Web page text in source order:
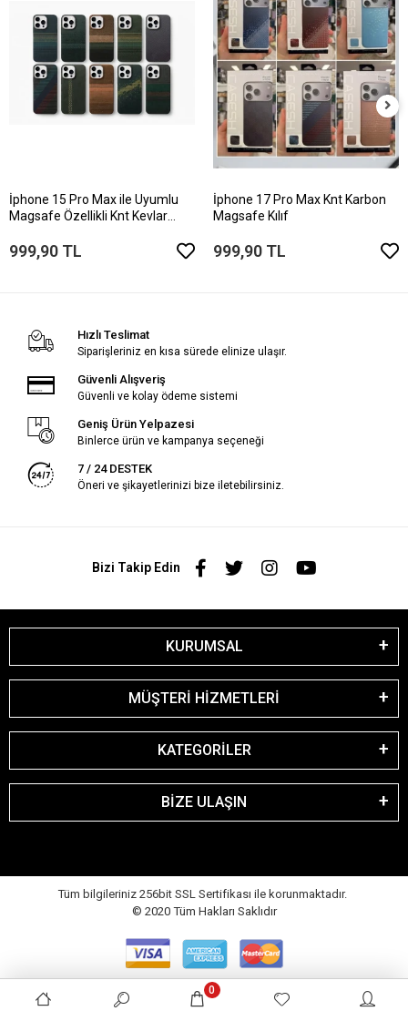
İphone 15 Pro Max ile Uyumlu
Magsafe Özellikli Knt Kevlar
999,90 TL
İphone 17 Pro Max Knt Karbon
Magsafe Kılıf
999,90 TL
Hızlı Teslimat
Siparişleriniz en kısa sürede elinize ulaşır.
Güvenli Alışveriş
Güvenli ve kolay ödeme sistemi
Geniş Ürün Yelpazesi
Binlerce ürün ve kampanya seçeneği
7 / 24 DESTEK
Öneri ve şikayetlerinizi bize iletebilirsiniz.
Bizi Takip Edin
KURUMSAL
MÜŞTERİ HİZMETLERİ
KATEGORİLER
BİZE ULAŞIN
Tüm bilgileriniz 256bit SSL Sertifikası ile korunmaktadır.
© 2020 Tüm Hakları Saklıdır
0